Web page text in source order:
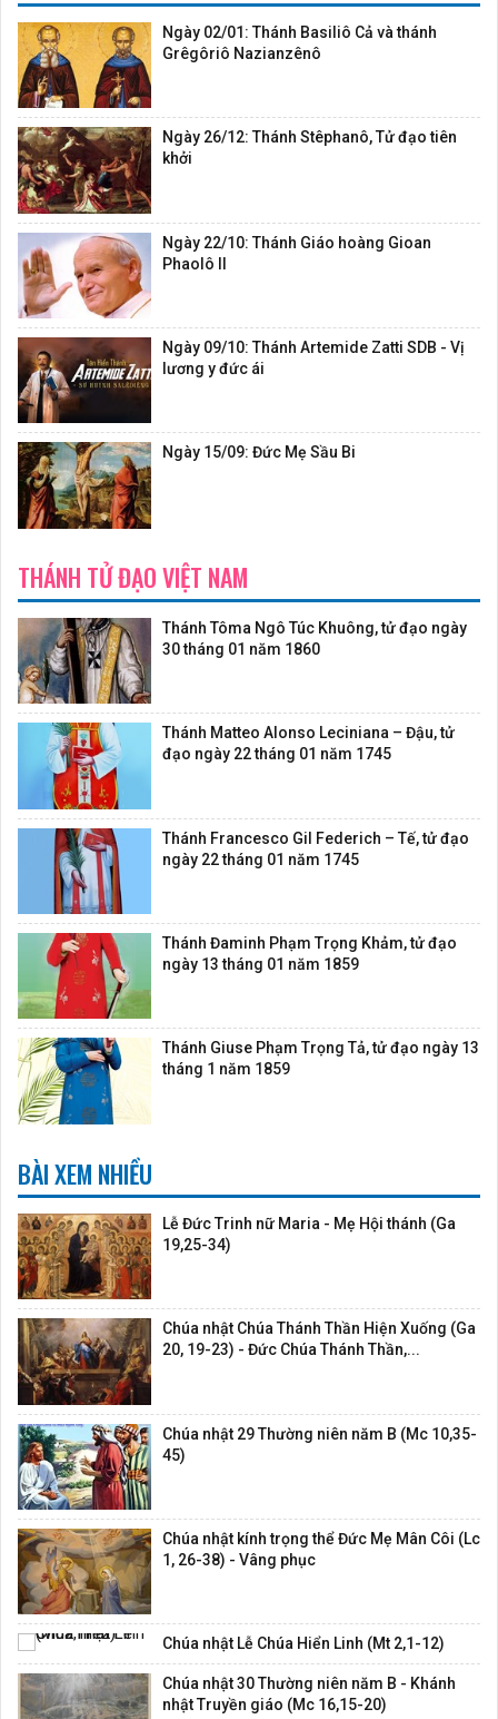
Ngày 02/01: Thánh Basiliô Cả và thánh
Grêgôriô Nazianzênô
Ngày 26/12: Thánh Stêphanô, Tử đạo tiên
khởi
Ngày 22/10: Thánh Giáo hoàng Gioan
Phaolô II
Ngày 09/10: Thánh Artemide Zatti SDB - Vị
lương y đức ái
Ngày 15/09: Đức Mẹ Sầu Bi
THÁNH TỬ ĐẠO VIỆT NAM
Thánh Tôma Ngô Túc Khuông, tử đạo ngày
30 tháng 01 năm 1860
Thánh Matteo Alonso Leciniana – Đậu, tử
đạo ngày 22 tháng 01 năm 1745
Thánh Francesco Gil Federich – Tế, tử đạo
ngày 22 tháng 01 năm 1745
Thánh Đaminh Phạm Trọng Khảm, tử đạo
ngày 13 tháng 01 năm 1859
Thánh Giuse Phạm Trọng Tả, tử đạo ngày 13
tháng 1 năm 1859
BÀI XEM NHIỀU
Lễ Đức Trinh nữ Maria - Mẹ Hội thánh (Ga
19,25-34)
Chúa nhật Chúa Thánh Thần Hiện Xuống (Ga
20, 19-23) - Đức Chúa Thánh Thần,...
Chúa nhật 29 Thường niên năm B (Mc 10,35-
45)
Chúa nhật kính trọng thể Đức Mẹ Mân Côi (Lc
1, 26-38) - Vâng phục
Chúa nhật Lễ Chúa Hiển Linh (Mt 2,1-12)
Chúa nhật 30 Thường niên năm B - Khánh
nhật Truyền giáo (Mc 16,15-20)